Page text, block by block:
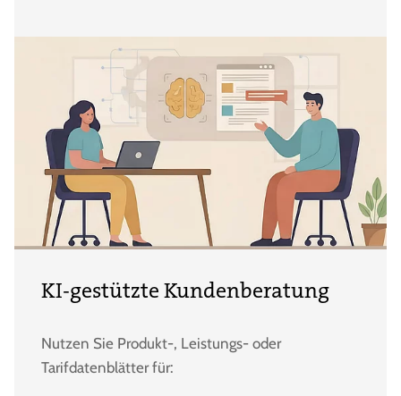
KI-gestützte Kundenberatung
Nutzen Sie Produkt-, Leistungs- oder
Tarifdatenblätter für: